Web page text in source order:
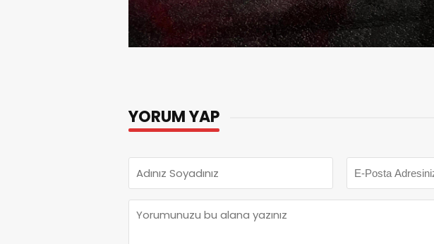
YORUM YAP